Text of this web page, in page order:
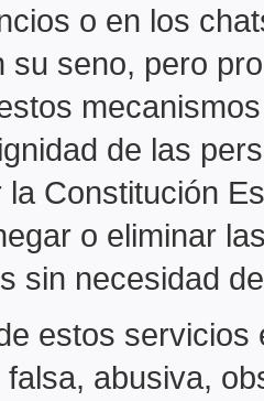
o en los
su seno, pero
de las
la Constitución
o eliminar
sin necesidad
estos servicios
abusiva,